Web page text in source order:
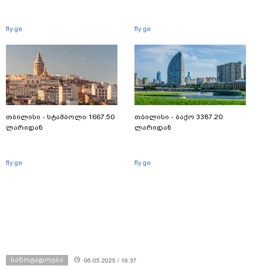
fly.ge
თბილისი - სტამბოლი 1667.50
ლარიდან
fly.ge
fly.ge
თბილისი - ბაქო 3387.20
ლარიდან
fly.ge
საზოგადოება 06.05.2025 / 19:37